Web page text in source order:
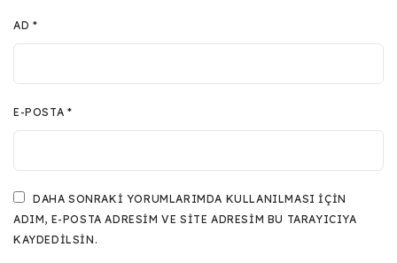
AD *
E-POSTA *
DAHA SONRAKI YORUMLARIMDA KULLANILMASI IÇIN
ADIM, E-POSTA ADRESIM VE SITE ADRESIM BU TARAYICIYA
KAYDEDILSIN.